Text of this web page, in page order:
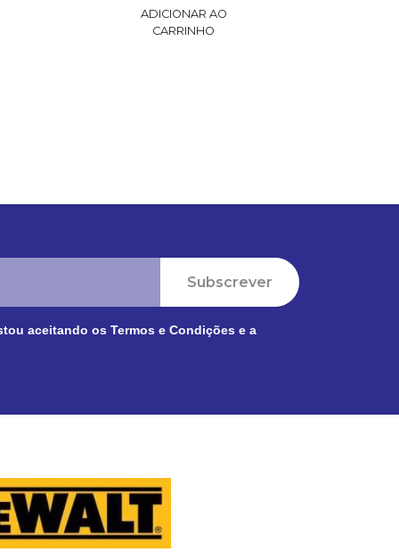
ADICIONAR AO
CARRINHO
Subscrever
aceitando os Termos e Condições e a